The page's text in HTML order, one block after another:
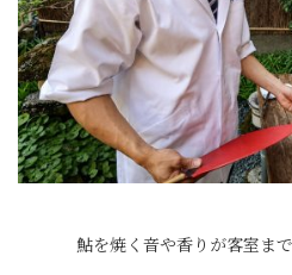
鮎を焼く音や香りが客室ま